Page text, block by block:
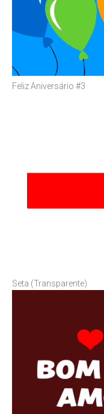
Feliz Aniversário #3
Seta (Transparente)